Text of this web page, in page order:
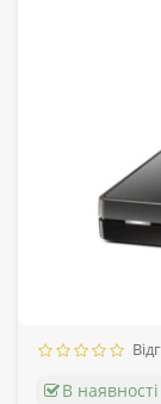
В наявності